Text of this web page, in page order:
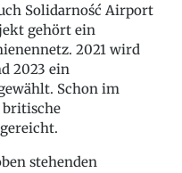
Solidarność Airport
gehört ein
2021 wird
2023 ein
Schon im
britische
stehenden